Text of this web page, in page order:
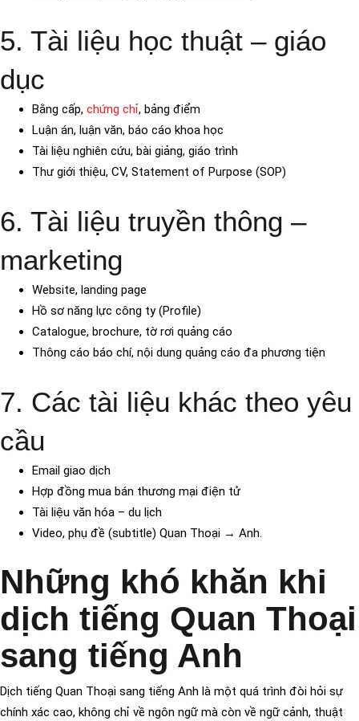
5. Tài liệu học thuật – giáo
dục
Bằng cấp, chứng chỉ, bảng điểm
Luận án, luận văn, báo cáo khoa học
Tài liệu nghiên cứu, bài giảng, giáo trình
Thư giới thiệu, CV, Statement of Purpose (SOP)
6. Tài liệu truyền thông –
marketing
Website, landing page
Hồ sơ năng lực công ty (Profile)
Catalogue, brochure, tờ rơi quảng cáo
Thông cáo báo chí, nội dung quảng cáo đa phương tiện
7. Các tài liệu khác theo yêu
cầu
Email giao dịch
Hợp đồng mua bán thương mại điện tử
Tài liệu văn hóa – du lịch
Video, phụ đề (subtitle) Quan Thoại → Anh.
Những khó khăn khi
dịch tiếng Quan Thoại
sang tiếng Anh
Dịch tiếng Quan Thoại sang tiếng Anh là một quá trình đòi hỏi sự
chính xác cao, không chỉ về ngôn ngữ mà còn về ngữ cảnh, thuật